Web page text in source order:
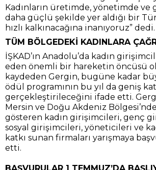
Kadınların üretimde, yönetimde
daha güçlü şekilde yer aldığı bir
hızlı kalkınacağına inanıyoruz” dedi.
TÜM BÖLGEDEKİ KADINLARA
İŞKAD’ın Anadolu’da kadın
eden önemli bir hareketin öncüsü
kaydeden Gergin, bugüne kadar
ödül programının bu yıl da geniş
gerçekleştirileceğini ifade etti.
Mersin ve Doğu Akdeniz
gösteren kadın girişimcileri, genç
sosyal girişimcileri, yöneticileri ve
katkı sunan firmaları yarışmaya
etti.